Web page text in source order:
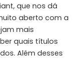
que nos dá
aberto com a
mais
quais títulos
Além desses